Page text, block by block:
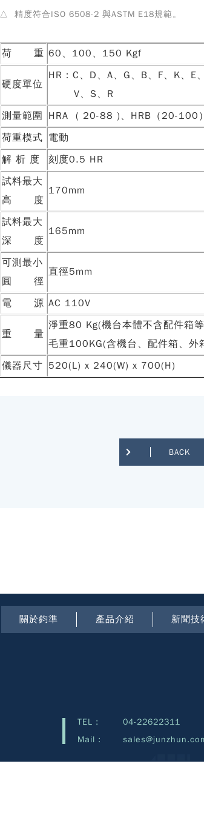
△ 精度符合ISO 6508-2 與ASTM E18規範。
荷 重 60、100、150 Kgf
硬度單位
HR：C、D、A、G、B、F、K、E
V、S、R
測量範圍
HRA ( 20-88 )、HRB（20-100
荷重模式 電動
解 析 度
刻度0.5 HR
試料最大
高 度
170mm
試料最大
深 度
165mm
可測最小
圓 徑
直徑5mm
電 源 AC 110V
重 量
淨重80 Kg(機台本體不含配件箱等
毛重100KG(含機台、配件箱、外
儀器尺寸 520(L) x 240(W) x 700(H)
BACK
關於鈞準 產品介紹 新聞技
TEL :
04-22622311
Mail :